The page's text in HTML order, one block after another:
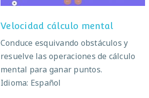
Velocidad cálculo mental
Conduce esquivando obstáculos y
resuelve las operaciones de cálculo
mental para ganar puntos.
Idioma: Español